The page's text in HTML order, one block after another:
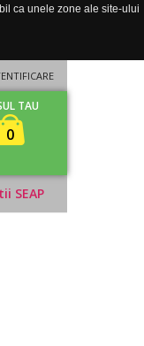
ca unele zone ale site-ului
TAU
0
SEAP